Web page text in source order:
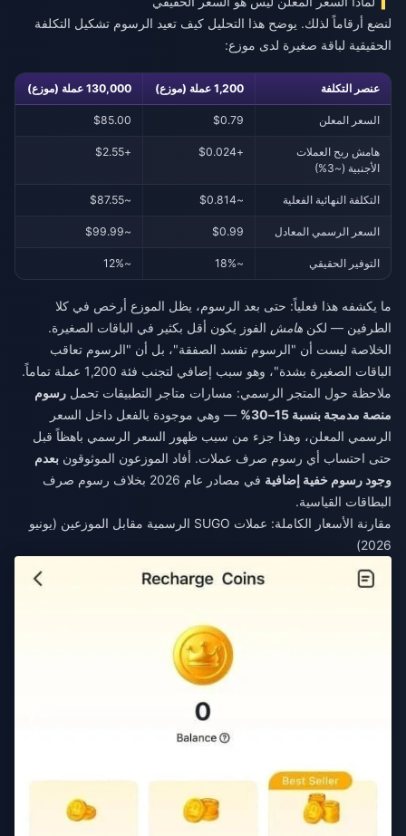
لنضع أرقاماً لذلك. يوضح هذا التحليل كيف تعيد الرسوم تشكيل التكلفة
الحقيقية لباقة صغيرة لدى موزع:
عنصر التكلفة 1,200 عملة (موزع) 130,000 عملة (موزع)
السعر المعلن $0.79
$85.00
هامش ربح العملات
الأجنبية (~3%)
+$0.024
+$2.55
التكلفة النهائية الفعلية ~$0.814
~$87.55
السعر الرسمي المعادل $0.99
~$99.99
التوفير الحقيقي ~18%
~12%
ما يكشفه هذا فعلياً: حتى بعد الرسوم، يظل الموزع أرخص في كلا
الطرفين — لكن هامش الفوز يكون أقل بكثير في الباقات الصغيرة.
الخلاصة ليست أن "الرسوم تفسد الصفقة"، بل أن "الرسوم تعاقب
الباقات الصغيرة بشدة"، وهو سبب إضافي لتجنب فئة 1,200 عملة تماماً.
ملاحظة حول المتجر الرسمي: مسارات متاجر التطبيقات تحمل رسوم
منصة مدمجة بنسبة 15–30%
— وهي موجودة بالفعل داخل السعر
الرسمي المعلن، وهذا جزء من سبب ظهور السعر الرسمي باهظاً قبل
حتى احتساب أي رسوم صرف عملات. أفاد الموزعون الموثوقون بعدم
وجود رسوم خفية إضافية
في مصادر عام 2026 بخلاف رسوم صرف
البطاقات القياسية.
مقارنة الأسعار الكاملة: عملات SUGO الرسمية مقابل الموزعين (يونيو
2026)